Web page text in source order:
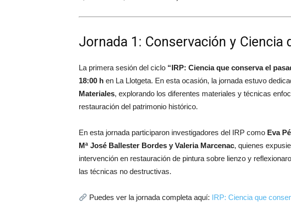
Jornada 1: Conservación y Ciencia
La primera sesión del ciclo “IRP: Ciencia que conserva el
18:00 h en La Llotgeta. En esta ocasión, la jornada estuvo
Materiales, explorando los diferentes materiales y técnicas
restauración del patrimonio histórico.
En esta jornada participaron investigadores del IRP como Eva
Mª José Ballester Bordes y Valeria Marcenac, quienes
intervención en restauración de pintura sobre lienzo y
las técnicas no destructivas.
Puedes ver la jornada completa aquí: IRP: Ciencia que